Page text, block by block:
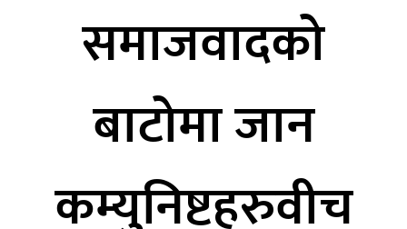
समाजवादको
बाटोमा जान
कम्युनिष्टहरुवीच